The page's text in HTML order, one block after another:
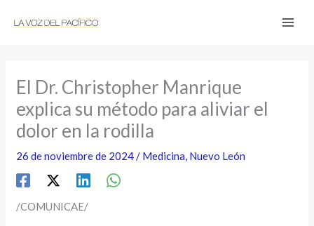
El Dr. Christopher Manrique
explica su método para aliviar el
dolor en la rodilla
26 de noviembre de 2024/ Medicina, Nuevo León
/COMUNICAE/